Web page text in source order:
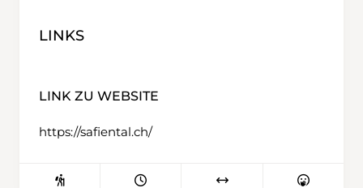
LINKS
LINK ZU WEBSITE
https://safiental.ch/